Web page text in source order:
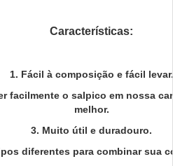
Características:
1. Fácil à composição e fácil levar.
facilmente o salpico em nossa
melhor.
3. Muito útil e duradouro.
diferentes para combinar sua